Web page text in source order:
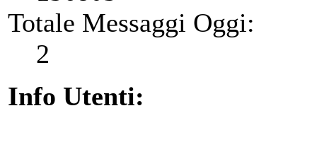
Totale Messaggi Oggi:
2
Info Utenti: